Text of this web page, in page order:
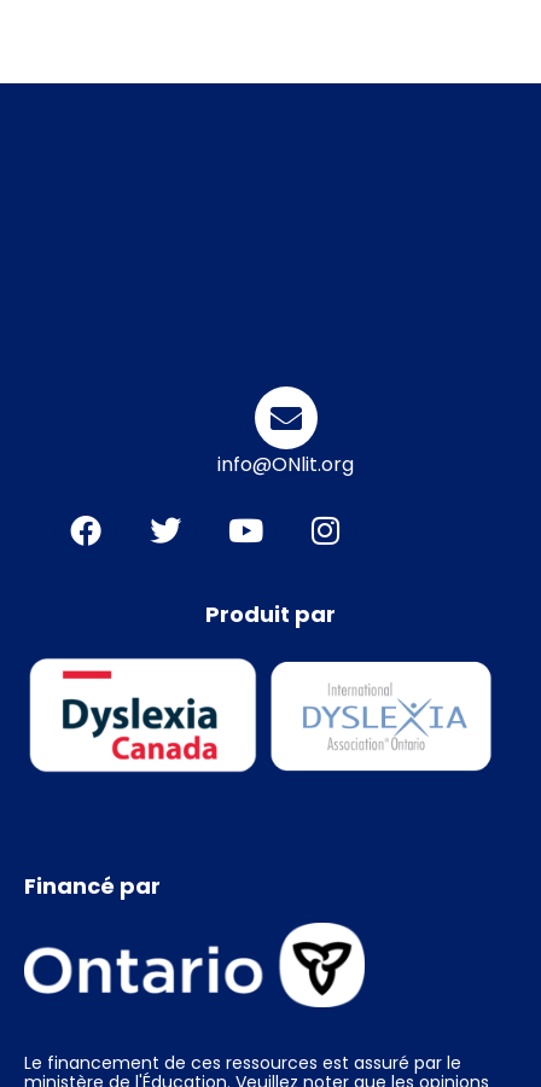
info@ONlit.org
Produit par
Financé par
Le financement de ces ressources est assuré par le
ministère de l'Éducation. Veuillez noter que les opinions